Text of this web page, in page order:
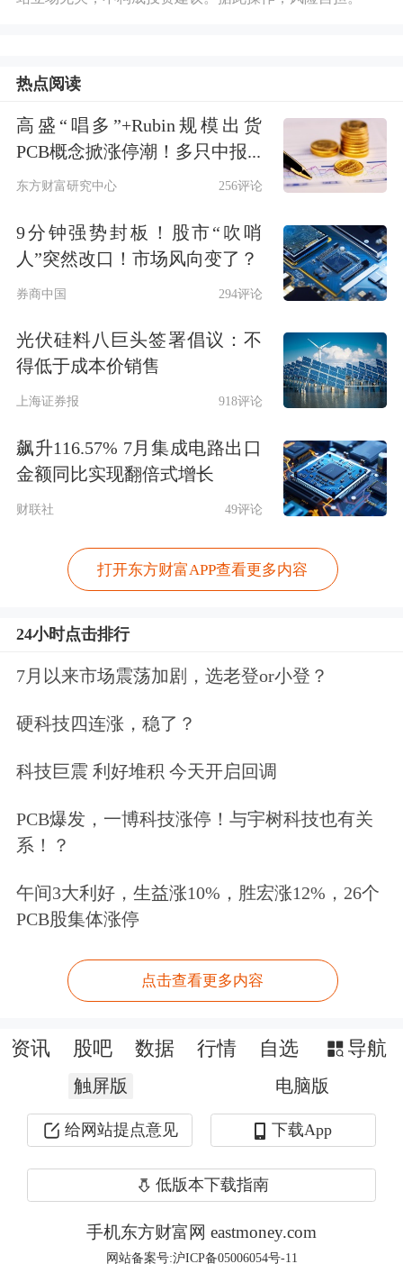
朱敏、张雪涛、陈江武和顺业恒通承诺
全通继教2015年度、2016年度和2017年
度经审计的净利润分别不低于6800万
元、8500万元和10625万元。张威承诺
西安习悦2015年、2016年和2017年经审
计的净利润分别不低于580万元、760万
年合计承诺利润为7380万元、9260万元
和11675万元，三年实际净利润为
万元，合计的实际净利润为2.82亿元。
据2018年年报显示，截至4月25日，公
司的合并范围包含北京彩云动力教育科
技有限公司、广东全通教育科技集团有
限公司(原广东
子公司。
外延式并购产生的净利润实现并表，一
方面“美化”了报表，为全通教育贡献了
净利润，另一方面，
资本不断的进行外延式并购。如果外延
式并购产生的利润能够覆盖收购成本，
那么理想状态下上市公司能够持续的盈
但现实情况并非如此，据数据显示，上
市以来，公司通过定增募集资金总额为
16.45亿元，间接融资3.01亿元。2018年
年报显示，截至2018年12月31日，全通
教育的短期借款为2.2亿元，占总资产
的比例为10.21%，长期借款为7528万
热点阅读
高盛“唱多”+Rubin规模出货
PCB概念掀涨停潮！多只中报...
东方财富研究中心 256评论
9分钟强势封板！股市“吹哨
人”突然改口！市场风向变了？
券商中国 294评论
光伏硅料八巨头签署倡议：不
得低于成本价销售
上海证券报 918评论
飙升116.57% 7月集成电路出口
金额同比实现翻倍式增长
财联社 49评论
打开东方财富APP查看更多内容
24小时点击排行
7月以来市场震荡加剧，选老登or小登？
硬科技四连涨，稳了？
科技巨震 利好堆积 今天开启回调
PCB爆发，一博科技涨停！与宇树科技也有关
系！？
午间3大利好，生益涨10%，胜宏涨12%，26个
PCB股集体涨停
点击查看更多内容
资讯 股吧 数据 行情 自选 导航
触屏版 电脑版
给网站提点意见 下载App
低版本下载指南
手机东方财富网 eastmoney.com
网站备案号:沪ICP备05006054号-11